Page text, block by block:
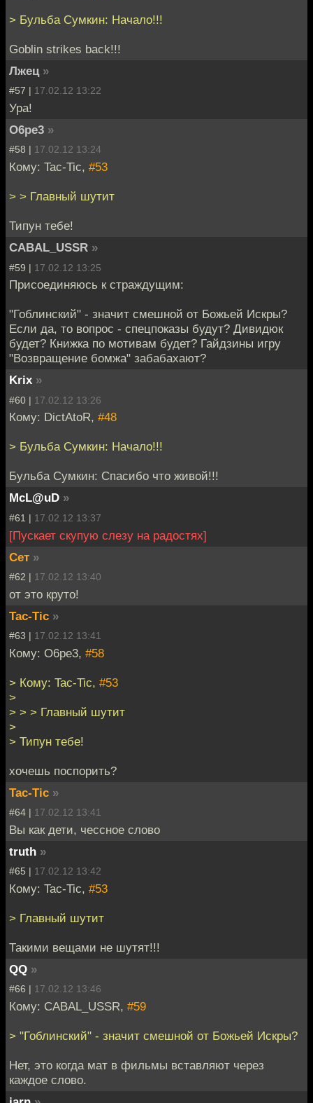
> Бульба Сумкин: Начало!!!
Goblin strikes back!!!
Лжец »
#57 | 17.02.12 13:22
Ура!
O6pe3 »
#58 | 17.02.12 13:24
Кому: Tac-Tic, #53
> > Главный шутит
Типун тебе!
CABAL_USSR »
#59 | 17.02.12 13:25
Присоединяюсь к страждущим:
"Гоблинский" - значит смешной от Божьей Искры?
Если да, то вопрос - спецпоказы будут? Дивидюк
будет? Книжка по мотивам будет? Гайдзины игру
"Возвращение бомжа" забабахают?
Krix »
#60 | 17.02.12 13:26
Кому: DictAtoR, #48
> Бульба Сумкин: Начало!!!
Бульба Сумкин: Спасибо что живой!!!
McL@uD »
#61 | 17.02.12 13:37
[Пускает скупую слезу на радостях]
Сет »
#62 | 17.02.12 13:40
от это круто!
Tac-Tic »
#63 | 17.02.12 13:41
Кому: O6pe3, #58
> Кому: Tac-Tic, #53
>
> > > Главный шутит
>
> Типун тебе!
хочешь поспорить?
Tac-Tic »
#64 | 17.02.12 13:41
Вы как дети, чессное слово
truth »
#65 | 17.02.12 13:42
Кому: Tac-Tic, #53
> Главный шутит
Такими вещами не шутят!!!
QQ »
#66 | 17.02.12 13:46
Кому: CABAL_USSR, #59
> "Гоблинский" - значит смешной от Божьей Искры?
Нет, это когда мат в фильмы вставляют через
каждое слово.